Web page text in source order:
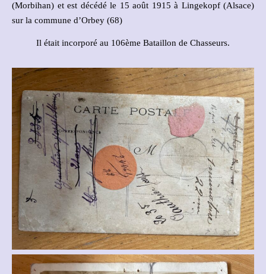
(Morbihan) et est décédé le 15 août 1915 à Lingekopf (Alsace)
sur la commune d’Orbey (68)
Il était incorporé au 106ème Bataillon de Chasseurs.